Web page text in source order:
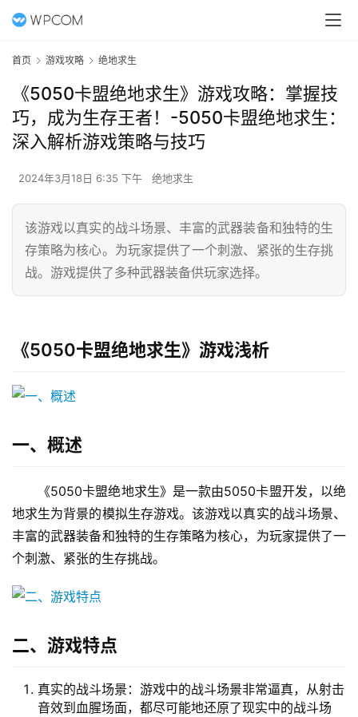
首页 游戏攻略 绝地求生
《5050卡盟绝地求生》游戏攻略：掌握技
巧，成为生存王者！-5050卡盟绝地求生：
深入解析游戏策略与技巧
2024年3月18日 6:35 下午 绝地求生
该游戏以真实的战斗场景、丰富的武器装备和独特的生
存策略为核心。为玩家提供了一个刺激、紧张的生存挑
战。游戏提供了多种武器装备供玩家选择。
《5050卡盟绝地求生》游戏浅析
一、概述
《5050卡盟绝地求生》是一款由5050卡盟开发，以绝
地求生为背景的模拟生存游戏。该游戏以真实的战斗场景、
丰富的武器装备和独特的生存策略为核心，为玩家提供了一
个刺激、紧张的生存挑战。
二、游戏特点
真实的战斗场景：游戏中的战斗场景非常逼真，从射击
音效到血腥场面，都尽可能地还原了现实中的战斗场